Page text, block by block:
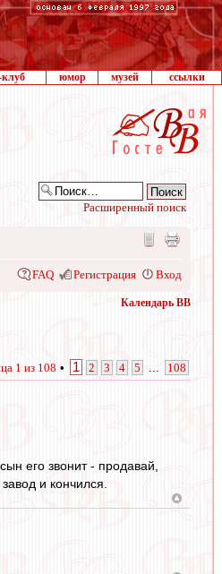
юмор музей ссылки
Расширенный поиск
FAQ Регистрация Вход
Календарь ВВ
1 из 108 • 1 2 3 4 5 108
его звонит - продавай,
и кончился.